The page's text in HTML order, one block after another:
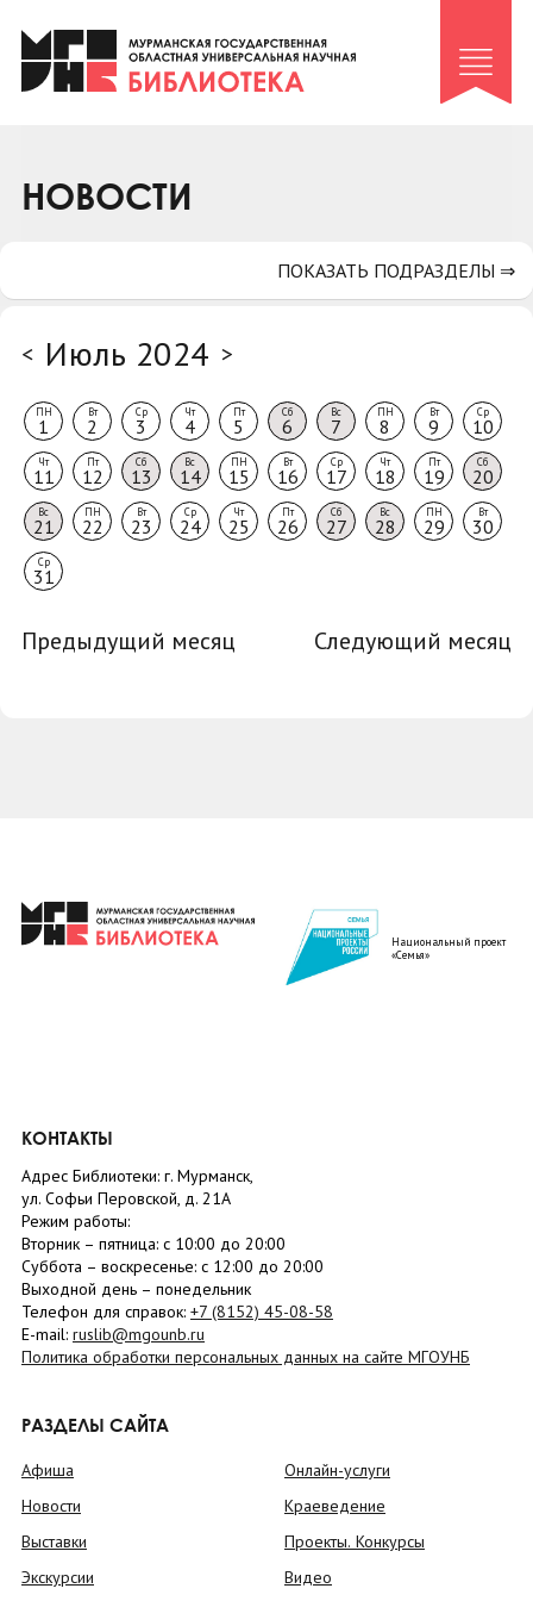
Клуб «Гиря и сельдерей»
Клуб «Семейный архив»
Коллегам
НОВОСТИ
< Июль 2024 >
ПН
1
Вт
2
Ср
3
Чт
4
Пт
5
Сб
6
Вс
7
ПН
8
Вт
9
Ср
10
Чт
11
Пт
12
Сб
13
Вс
14
ПН
15
Вт
16
Ср
17
Чт
18
Пт
19
Сб
20
Вс
21
ПН
22
Вт
23
Ср
24
Чт
25
Пт
26
Сб
27
Вс
28
ПН
29
Вт
30
Ср
31
Предыдущий месяц Следующий месяц
ПОКАЗАТЬ ПОДРАЗДЕЛЫ ⇒
Национальный проект
«Семья»
КОНТАКТЫ
Адрес Библиотеки: г. Мурманск,
ул. Софьи Перовской, д. 21А
Режим работы:
Вторник – пятница: с 10:00 до 20:00
Суббота – воскресенье: c 12:00 до 20:00
Выходной день – понедельник
Телефон для справок: +7 (8152) 45-08-58
E-mail: ruslib@mgounb.ru
Политика обработки персональных данных на сайте МГОУНБ
РАЗДЕЛЫ САЙТА
Афиша
Новости
Выставки
Экскурсии
Онлайн-услуги
Краеведение
Проекты. Конкурсы
Видео